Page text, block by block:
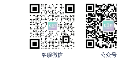
客服微信 公众号